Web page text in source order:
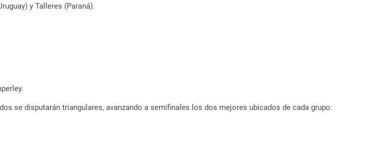
y Talleres (Paraná).
se disputarán triangulares, avanzando a semifinales los dos mejores ubicados de cada grupo: